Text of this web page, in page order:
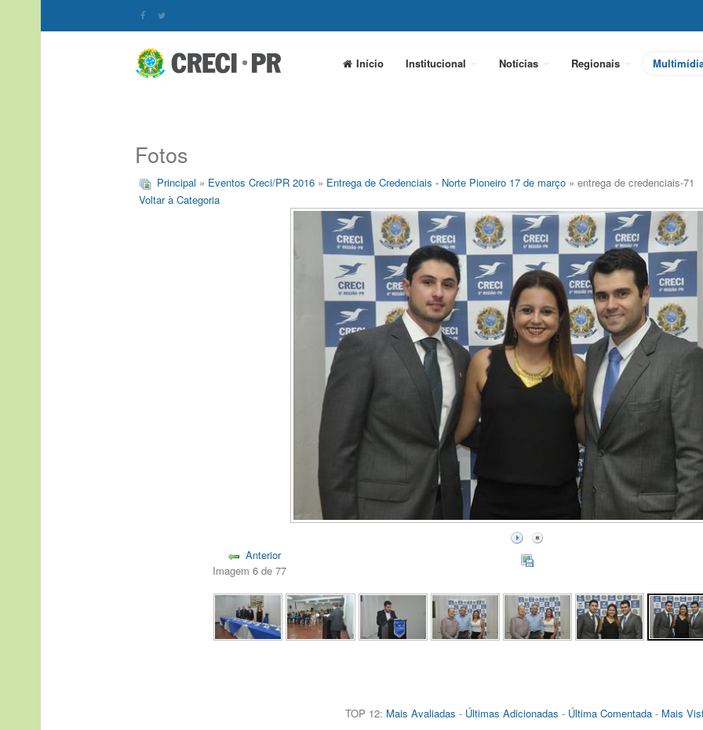
Início Institucional Notícias Regionais
Fotos
Principal » Eventos Creci/PR 2016 » Entrega de Credenciais - Norte Pioneiro 17 de março » entrega de credenciais-71
Voltar à Categoria
Anterior
Imagem 6 de 77
TOP 12: Mais Avaliadas - Últimas Adicionadas - Última Comentada- Mais